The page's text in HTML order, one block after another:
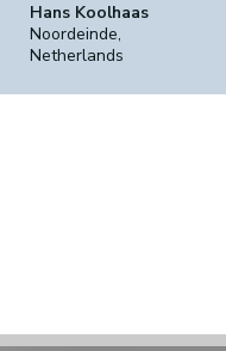
Hans Koolhaas
Noordeinde,
Netherlands